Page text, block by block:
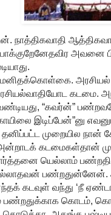
நாத்திகவாதி
அவனை
மனிதக்கொள்கை.
கடமை.
வேண்டியது, “கவர்ன்”
இடிப்பேன்”னு
முறையில நான்
கடமைகள்தான்
யெல்லாம்
கடவுள் வந்து ‘நீ
பண்றதுக்காக கொடம்,